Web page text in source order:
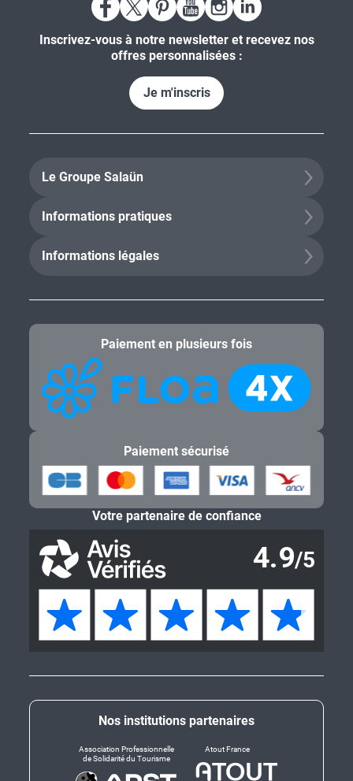
Inscrivez-vous à notre newsletter et recevez nos
offres personnalisées :
Je m'inscris
Le Groupe Salaün
Informations pratiques
Informations légales
Nos institutions partenaires
Association Professionnelle
de Solidarité du Tourisme
Atout France
Paiement en plusieurs fois
Paiement sécurisé
Votre partenaire de confiance